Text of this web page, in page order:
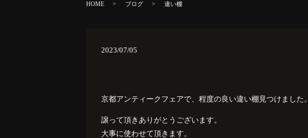
HOME ブログ 違い棚
2023/07/05
京都アンティークフェアで、程度の良い違い棚見つけました。
譲って頂きありがとうございます。
大事に使わせて頂きます。